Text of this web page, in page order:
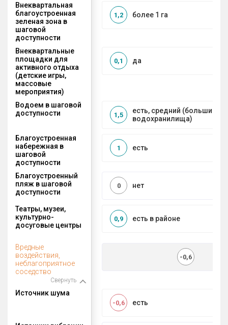
Внеквартальная
благоустроенная
зеленая зона в
шаговой
доступности
более 1 га
1,2
Внеквартальные
площадки для
активного отдыха
(детские игры,
массовые
мероприятия)
да
0,1
Водоем в шаговой
доступности
есть, средний (большие
водохранилища)
1,5
Благоустроенная
набережная в
шаговой
доступности
есть
1
Благоустроенный
пляж в шаговой
доступности
нет
0
Театры, музеи,
культурно-
досуговые центры
есть в районе
0,9
Вредные
воздействия,
неблагоприятное
соседство
Свернуть
-0,6
Источник шума
есть
-0,6